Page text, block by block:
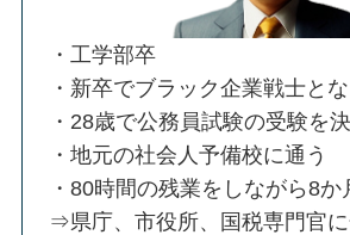
・工学部卒
・新卒でブラック企業戦士と
・28歳で公務員試験の受験を
・地元の社会人予備校に通う
・80時間の残業をしながら8か
⇒県庁、市役所、国税専門官